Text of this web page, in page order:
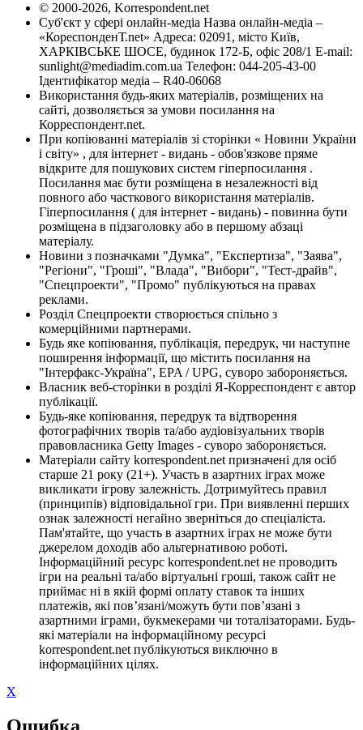
© 2000-2026, Korrespondent.net
Суб'єкт у сфері онлайн-медіа Назва онлайн-медіа –
«КореспонденТ.net» Адреса: 02091, місто Київ,
ХАРКІВСЬКЕ ШОСЕ, будинок 172-Б, офіс 208/1 E-mail:
sunlight@mediadim.com.ua Телефон: 044-205-43-00
Ідентифікатор медіа – R40-06068
Використання будь-яких матеріалів, розміщених на
сайті, дозволяється за умови посилання на
Корреспондент.net.
При копіюванні матеріалів зі сторінки « Новини України
і світу» , для інтернет - видань - обов'язкове пряме
відкрите для пошукових систем гіперпосилання .
Посилання має бути розміщена в незалежності від
повного або часткового використання матеріалів.
Гіперпосилання ( для інтернет - видань) - повинна бути
розміщена в підзаголовку або в першому абзаці
матеріалу.
Новини з позначками "Думка", "Експертиза", "Заява",
"Регіони", "Гроші", "Влада", "Вибори", "Тест-драйв",
"Спецпроекти", "Промо" публікуються на правах
реклами.
Розділ Спецпроекти створюється спільно з
комерційними партнерами.
Будь яке копіювання, публікація, передрук, чи наступне
поширення інформації, що містить посилання на
"Інтерфакс-Україна", EPA / UPG, суворо забороняється.
Власник веб-сторінки в розділі Я-Корреспондент є автор
публікації.
Будь-яке копіювання, передрук та відтворення
фотографічних творів та/або аудіовізуальних творів
правовласника Getty Images - суворо забороняється.
Матеріали сайту korrespondent.net призначені для осіб
старше 21 року (21+). Участь в азартних іграх може
викликати ігрову залежність. Дотримуйтесь правил
(принципів) відповідальної гри. При виявленні перших
ознак залежності негайно зверніться до спеціаліста.
Пам'ятайте, що участь в азартних іграх не може бути
джерелом доходів або альтернативою роботі.
Інформаційний ресурс korrespondent.net не проводить
ігри на реальні та/або віртуальні гроші, також сайт не
приймає ні в якій формі оплату ставок та інших
платежів, які пов’язані/можуть бути пов’язані з
азартними іграми, букмекерами чи тоталізаторами. Будь-
які матеріали на інформаційному ресурсі
korrespondent.net публікуються виключно в
інформаційних цілях.
X